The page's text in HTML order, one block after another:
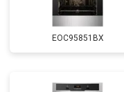
EOC95851BX